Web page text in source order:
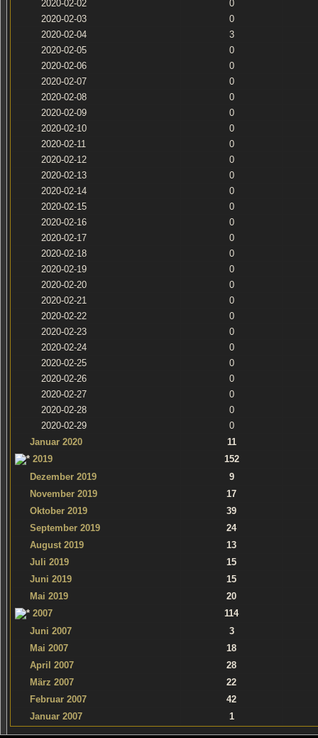
2020-02-02
0
2020-02-03
0
2020-02-04
3
2020-02-05
0
2020-02-06
0
2020-02-07
0
2020-02-08
0
2020-02-09
0
2020-02-10
0
2020-02-11
0
2020-02-12
0
2020-02-13
0
2020-02-14
0
2020-02-15
0
2020-02-16
0
2020-02-17
0
2020-02-18
0
2020-02-19
0
2020-02-20
0
2020-02-21
0
2020-02-22
0
2020-02-23
0
2020-02-24
0
2020-02-25
0
2020-02-26
0
2020-02-27
0
2020-02-28
0
2020-02-29
0
Januar 2020
11
2019
152
Dezember 2019
9
November 2019
17
Oktober 2019
39
September 2019
24
August 2019
13
Juli 2019
15
Juni 2019
15
Mai 2019
20
2007
114
Juni 2007
3
Mai 2007
18
April 2007
28
März 2007
22
Februar 2007
42
Januar 2007
1